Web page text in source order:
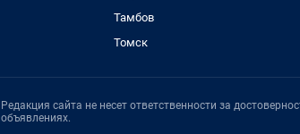
Тамбов
Томск
Редакция сайта не несет ответственности за
объявлениях.